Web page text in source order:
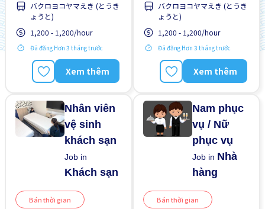
Cơ hội thăng tiến
Gần ga tàu
Giao dịch đã thanh toán
Ưu tiên có visa học sinh
バクロヨコヤマえき (とうき
ょうと)
1,200 - 1,200/hour
Đã đăng Hơn 3 tháng trước
Xem thêm
Cơ hội thăng tiến
Gần ga tàu
Giao dịch đã thanh toán
Không cần kinh nghiệm
バクロヨコヤマえき (とうき
ょうと)
1,200 - 1,200/hour
Đã đăng Hơn 3 tháng trước
Xem thêm
Nhân viên
vệ sinh
khách sạn
Job in
Khách sạn
Bán thời gian
Nam phục
vụ / Nữ
phục vụ
Job in Nhà
hàng
Bán thời gian